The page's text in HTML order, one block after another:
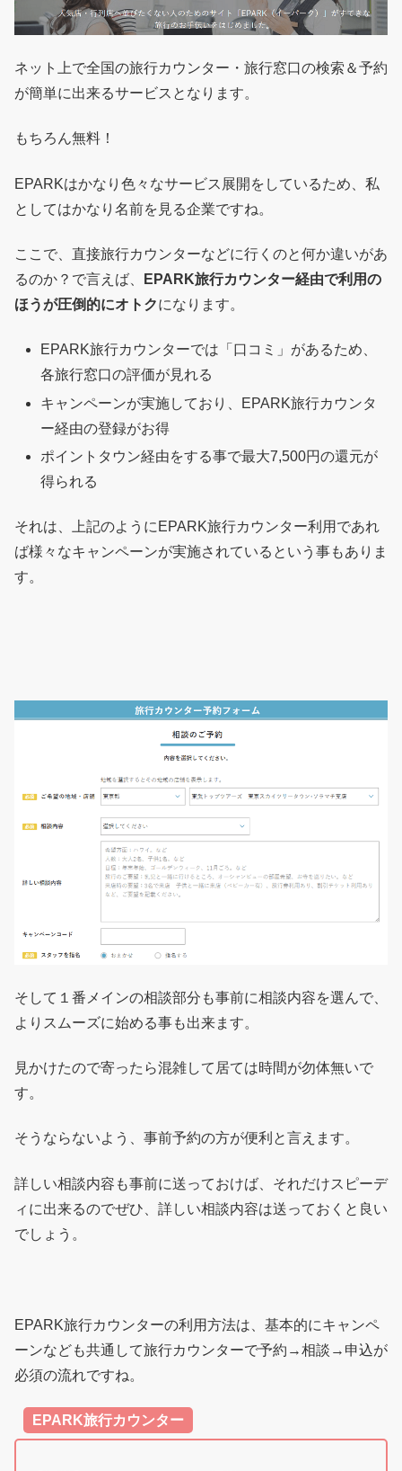
ネット上で全国の旅行カウンター・旅行窓口の検索＆予約
が簡単に出来るサービスとなります。
もちろん無料！
EPARKはかなり色々なサービス展開をしているため、私
としてはかなり名前を見る企業ですね。
ここで、直接旅行カウンターなどに行くのと何か違いがあ
るのか？で言えば、
EPARK旅行カウンター経由で利用の
ほうが圧倒的にオトクになります。
EPARK旅行カウンターでは「口コミ」があるため、
各旅行窓口の評価が見れる
キャンペーンが実施しており、EPARK旅行カウンタ
ー経由の登録がお得
ポイントタウン経由をする事で最大7,500円の還元が
得られる
それは、上記のようにEPARK旅行カウンター利用であれ
ば様々なキャンペーンが実施されているという事もありま
す。
そして１番メインの相談部分も事前に相談内容を選んで、
よりスムーズに始める事も出来ます。
見かけたので寄ったら混雑して居ては時間が勿体無いで
す。
そうならないよう、事前予約の方が便利と言えます。
詳しい相談内容も事前に送っておけば、それだけスピーデ
ィに出来るのでぜひ、詳しい相談内容は送っておくと良い
でしょう。
EPARK旅行カウンターの利用方法は、基本的にキャンペ
ーンなども共通して旅行カウンターで予約→相談→申込が
必須の流れですね。
EPARK旅行カウンター